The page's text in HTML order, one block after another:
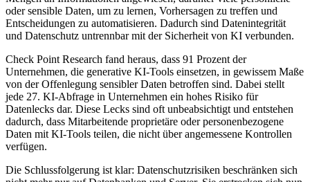
oder sensible Daten, um zu lernen, Vorhersagen zu treffen und
Entscheidungen zu automatisieren. Dadurch sind Datenintegrität
und Datenschutz untrennbar mit der Sicherheit von KI verbunden.
Check Point Research fand heraus, dass 91 Prozent der
Unternehmen, die generative KI-Tools einsetzen, in gewissem Maße
von der Offenlegung sensibler Daten betroffen sind. Dabei stellt
jede 27. KI-Abfrage in Unternehmen ein hohes Risiko für
Datenlecks dar. Diese Lecks sind oft unbeabsichtigt und entstehen
dadurch, dass Mitarbeitende proprietäre oder personenbezogene
Daten mit KI-Tools teilen, die nicht über angemessene Kontrollen
verfügen.
Die Schlussfolgerung ist klar: Datenschutzrisiken beschränken sich